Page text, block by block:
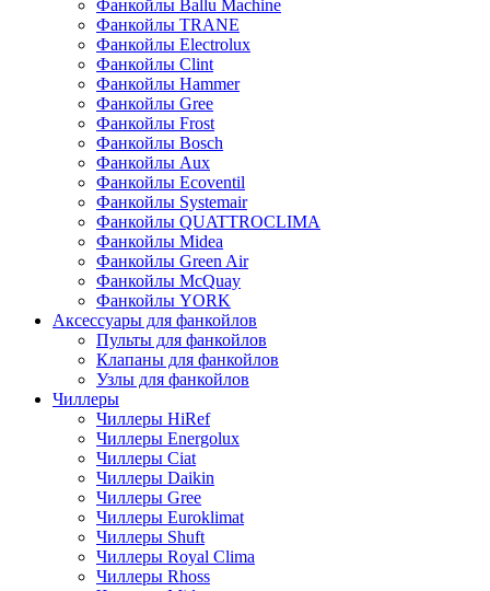
Фанкойлы Ballu Machine
Фанкойлы TRANE
Фанкойлы Electrolux
Фанкойлы Clint
Фанкойлы Hammer
Фанкойлы Gree
Фанкойлы Frost
Фанкойлы Bosch
Фанкойлы Aux
Фанкойлы Ecoventil
Фанкойлы Systemair
Фанкойлы QUATTROCLIMA
Фанкойлы Midea
Фанкойлы Green Air
Фанкойлы McQuay
Фанкойлы YORK
Аксессуары для фанкойлов
Пульты для фанкойлов
Клапаны для фанкойлов
Узлы для фанкойлов
Чиллеры
Чиллеры HiRef
Чиллеры Energolux
Чиллеры Ciat
Чиллеры Daikin
Чиллеры Gree
Чиллеры Euroklimat
Чиллеры Shuft
Чиллеры Royal Clima
Чиллеры Rhoss